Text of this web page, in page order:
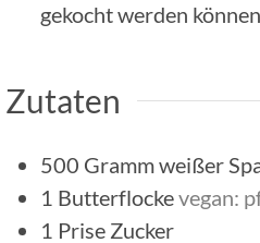
gekocht werden können
Zutaten
500 Grammweißer
1 Butterflockevegan:
1 Prise Zucker